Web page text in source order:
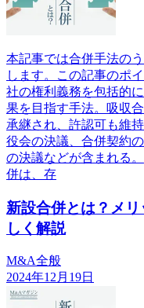
本記事では合併手法の
します。この記事のポ
社の権利義務を包括的
果を目指す手法。吸収
承継され、許認可も維
役会の決議、合併契約
の決議などが含まれる
併は、存
新設合併とは？メ
しく解説
M&A全般
2024年12月19日